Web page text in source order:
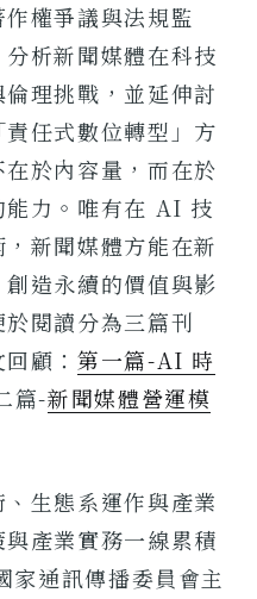
權爭議與法規監
析新聞媒體在科技
理挑戰，並延伸討
任式數位轉型」方
於內容量，而在於
能力。唯有在 AI 技
新聞媒體方能在新
造永續的價值與影
閱讀分為三篇刊
回顧：第一篇-AI 時
篇-新聞媒體營運模
生態系運作與產業
產業實務一線累積
家通訊傳播委員會主